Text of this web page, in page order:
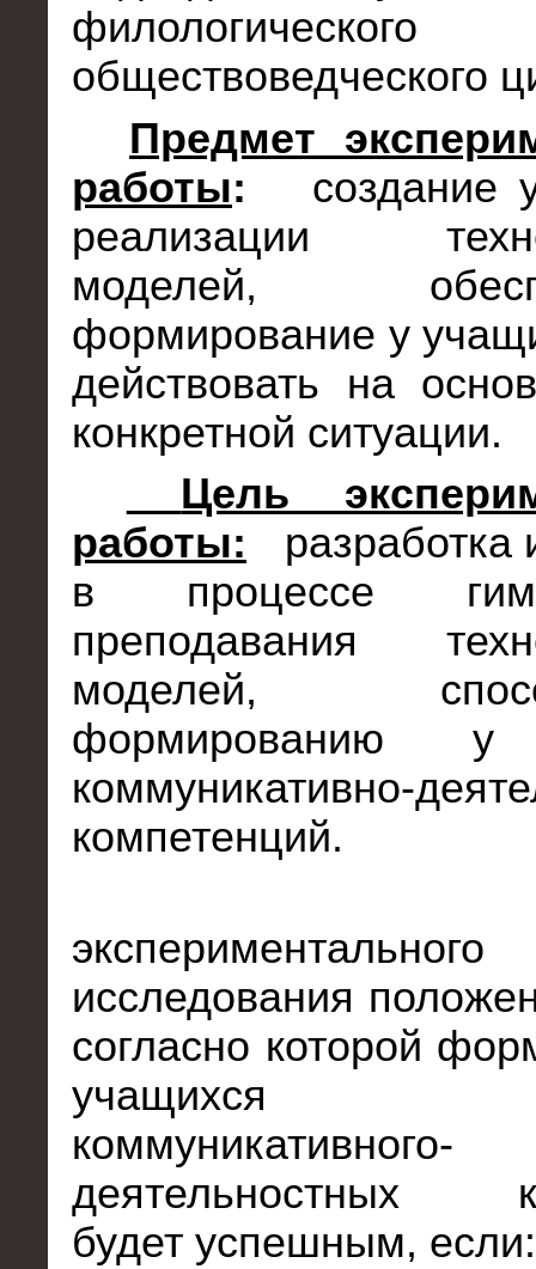
обществоведческого
Предмет
работы:
создание
реализации
моделей,
формирование у
действовать на
конкретной ситуации.
Цель
работы:
разработка
в процессе
преподавания
моделей,
формированию у
коммуникативно-
компетенций.
экспериментального
исследования
согласно которой
учащихся
коммуникативного-
деятельностных
будет успешным, если: